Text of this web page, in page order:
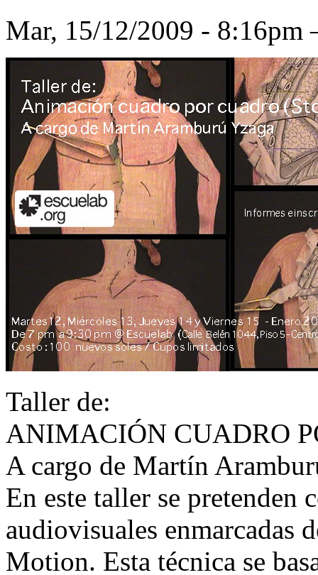
Mar, 15/12/2009 -
Taller de:
ANIMACIÓN CUADRO
A cargo de Martín
En este taller se pretenden
audiovisuales enmarcadas
Motion. Esta técnica se